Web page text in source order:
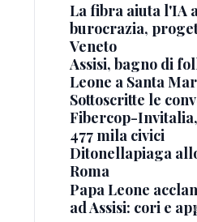
La fibra aiuta l'IA
burocrazia,
Veneto
Assisi, bagno di
Leone a Santa
Sottoscritte le
Fibercop-
477 mila civici
Ditonellapiaga
Roma
Papa Leone
ad Assisi: cori e